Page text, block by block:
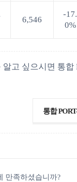
6,546
-17.
0%
고 싶으시면 통합
통합
만족하셨습니까?